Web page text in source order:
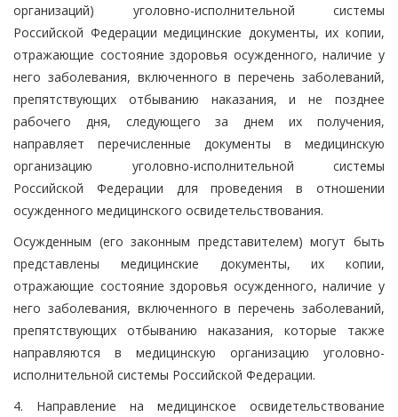
организаций) уголовно-исполнительной системы
Российской Федерации медицинские документы, их копии,
отражающие состояние здоровья осужденного, наличие у
него заболевания, включенного в перечень заболеваний,
препятствующих отбыванию наказания, и не позднее
рабочего дня, следующего за днем их получения,
направляет перечисленные документы в медицинскую
организацию уголовно-исполнительной системы
Российской Федерации для проведения в отношении
осужденного медицинского освидетельствования.
Осужденным (его законным представителем) могут быть
представлены медицинские документы, их копии,
отражающие состояние здоровья осужденного, наличие у
него заболевания, включенного в перечень заболеваний,
препятствующих отбыванию наказания, которые также
направляются в медицинскую организацию уголовно-
исполнительной системы Российской Федерации.
4. Направление на медицинское освидетельствование